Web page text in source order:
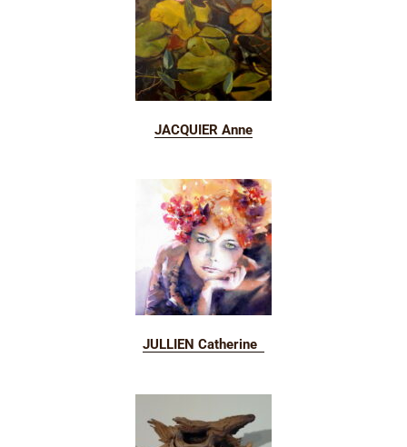
JACQUIER Anne
JULLIEN Catherine